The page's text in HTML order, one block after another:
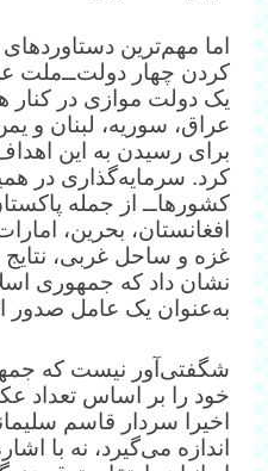
اما مهم‌ترین
کردن چهار دولت‌‌ــ‌ملت
یک دولت موازی در کنار
عراق، سوریه، لبنان و
برای رسیدن به این اهداف
کرد. سرمایه‌‌گذاری در
کشورهاــ از جمله
افغانستان، بحرین،
غزه و ساحل غربی، نتایج
نشان داد که جمهوری
به‌عنوان یک عامل صدور
شگفتی‌آور نیست که
خود را بر اساس تعداد
اخیرا سردار قاسم
اندازه می‌گیرد، نه با